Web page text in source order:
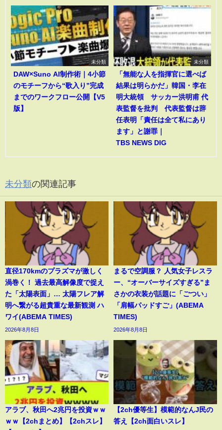
未分類
DAW×Suno AI制作術｜4小節
のモチーフから“歌入り”完成
までのワークフロー公開【V5
版】
未分類
「無能な人を指揮官に選べば
結果は明らかだ」韓国・李在
明大統領 サッカー洪明甫 代
表監督を批判 代表監督は辞
任表明「責任は全て私にあり
ます」と謝罪｜
TBS NEWS DIG
未分類の関連記事
直径170kmのプラズマが激しく
渦巻く！ 過去最高解像度で捉え
た「太陽表面」… 太陽フレア解
明へ繋がる超貴重な最新観測 ハ
ワイ(ABEMA TIMES)
2026年8月8日
まるで空調服？ 人気女子レスラ
ー、“オーバーサイズすぎる”ま
さかの衣装が話題に「ごつい」
「肩幅パッドすご」(ABEMA
TIMES)
2026年8月8日
アラブ、秋田へ2兆円を投資ｗｗ
ｗｗ【2chまとめ】【2chスレ】
【2ch優等生】模範的なんJ民の
答え【2ch面白いスレ】